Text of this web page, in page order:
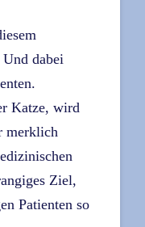
dabei
Katze, wird
merklich
Ziel,
Patienten so